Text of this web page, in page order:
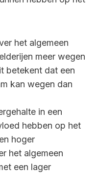
het algemeen
meer wegen
betekent dat een
kan wegen dan
in een
hebben op het
hoger
het algemeen
een lager